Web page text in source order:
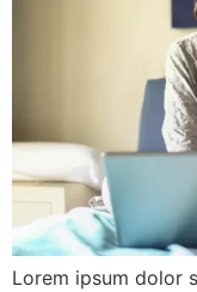
Lorem ipsum dolor